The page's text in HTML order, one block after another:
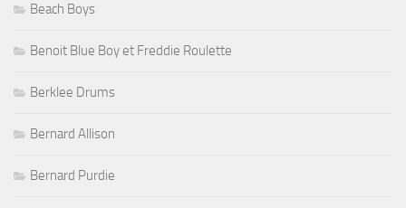
Beach Boys
Benoit Blue Boy et Freddie Roulette
Berklee Drums
Bernard Allison
Bernard Purdie